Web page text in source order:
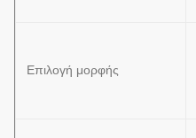
Επιλογή μορφής